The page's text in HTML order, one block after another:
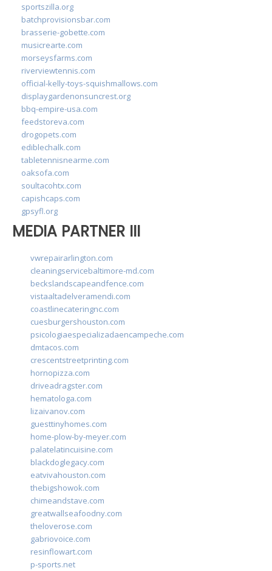
sportszilla.org
batchprovisionsbar.com
brasserie-gobette.com
musicrearte.com
morseysfarms.com
riverviewtennis.com
official-kelly-toys-squishmallows.com
displaygardenonsuncrest.org
bbq-empire-usa.com
feedstoreva.com
drogopets.com
ediblechalk.com
tabletennisnearme.com
oaksofa.com
soultacohtx.com
capishcaps.com
gpsyfl.org
MEDIA PARTNER III
vwrepairarlington.com
cleaningservicebaltimore-md.com
beckslandscapeandfence.com
vistaaltadelveramendi.com
coastlinecateringnc.com
cuesburgershouston.com
psicologiaespecializadaencampeche.com
dmtacos.com
crescentstreetprinting.com
hornopizza.com
driveadragster.com
hematologa.com
lizaivanov.com
guesttinyhomes.com
home-plow-by-meyer.com
palatelatincuisine.com
blackdoglegacy.com
eatvivahouston.com
thebigshowok.com
chimeandstave.com
greatwallseafoodny.com
theloverose.com
gabriovoice.com
resinflowart.com
p-sports.net